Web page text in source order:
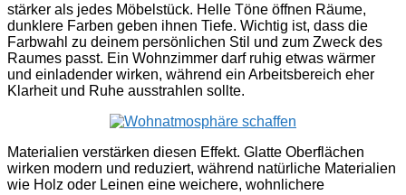
stärker als jedes Möbelstück. Helle Töne öffnen Räume,
dunklere Farben geben ihnen Tiefe. Wichtig ist, dass die
Farbwahl zu deinem persönlichen Stil und zum Zweck des
Raumes passt. Ein Wohnzimmer darf ruhig etwas wärmer
und einladender wirken, während ein Arbeitsbereich eher
Klarheit und Ruhe ausstrahlen sollte.
Materialien verstärken diesen Effekt. Glatte Oberflächen
wirken modern und reduziert, während natürliche Materialien
wie Holz oder Leinen eine weichere, wohnlichere